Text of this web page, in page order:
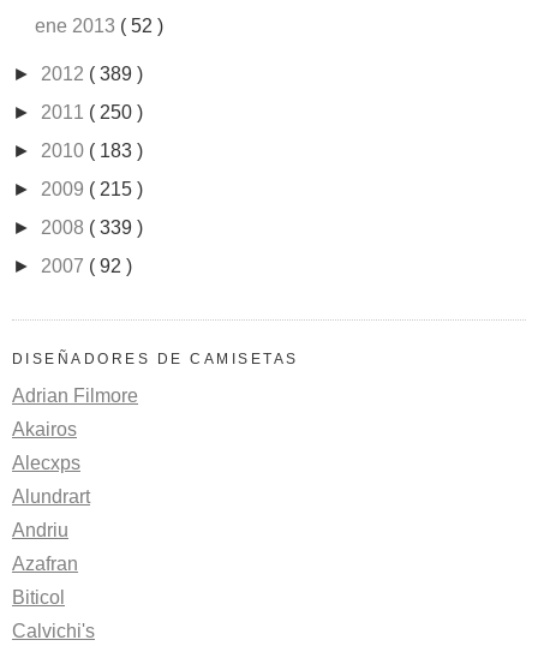
ene 2013 ( 52 )
► 2012 ( 389 )
► 2011 ( 250 )
► 2010 ( 183 )
► 2009 ( 215 )
► 2008 ( 339 )
► 2007 ( 92 )
DISEÑADORES DE CAMISETAS
Adrian Filmore
Akairos
Alecxps
Alundrart
Andriu
Azafran
Biticol
Calvichi's